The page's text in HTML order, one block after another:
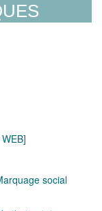
social